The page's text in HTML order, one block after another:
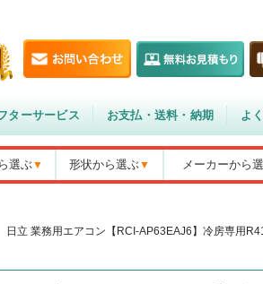
ターサービス お支払・送料・納期 よ
選ぶ 形状から選ぶ メーカーから
日立 業務用エアコン【RCI-AP63EAJ6】冷房専用